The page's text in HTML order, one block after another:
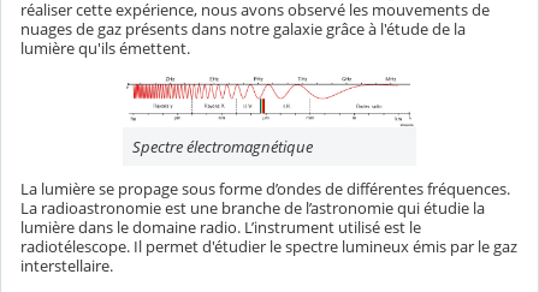
réaliser cette expérience, nous avons observé les mouvements de
nuages de gaz présents dans notre galaxie grâce à l'étude de la
lumière qu'ils émettent.
Spectre électromagnétique
La lumière se propage sous forme d’ondes de différentes fréquences.
La radioastronomie est une branche de l’astronomie qui étudie la
lumière dans le domaine radio. L’instrument utilisé est le
radiotélescope. Il permet d'étudier le spectre lumineux émis par le gaz
interstellaire.